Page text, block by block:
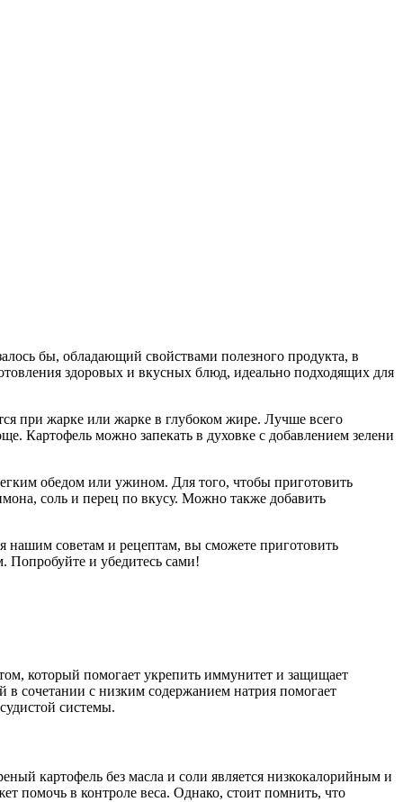
бы, обладающий свойствами полезного продукта, в
здоровых и вкусных блюд, идеально подходящих для
при жарке или жарке в глубоком жире. Лучше всего
Картофель можно запекать в духовке с добавлением зелени
обедом или ужином. Для того, чтобы приготовить
соль и перец по вкусу. Можно также добавить
нашим советам и рецептам, вы сможете приготовить
Попробуйте и убедитесь сами!
который помогает укрепить иммунитет и защищает
сочетании с низким содержанием натрия помогает
системы.
картофель без масла и соли является низкокалорийным и
помочь в контроле веса. Однако, стоит помнить, что